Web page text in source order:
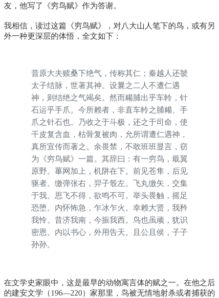
友，他写了《穷鸟赋》作为答谢。
我相信，读过这篇《穷鸟赋》，对八大山人笔下的鸟，或有另
外一种更深层的体悟，全文如下：
昔原大夫赎桑下绝气，传称其仁；秦越人还虢
太子结脉，世著其神。设曩之二人不遭仁遇
神，则结绝之气竭矣。然而糒脯出乎车軨，针
石运乎手爪。今所赖者，非直车軨之脯糒、手
爪之针石也。乃收之于斗极，还之于司命，使
干皮复含血，枯骨复被肉，允所谓遭仁遇神，
真所宜传而著之。余畏禁，不敢班班显言，窃
为《穷鸟赋》一篇。其辞曰：有一穷鸟，戢翼
原野。罼网加上，机阱在下。前见苍隼，后见
驱者。缴弹张右，羿子彀左。飞丸缴矢，交集
于我。思飞不得，欲鸣不可。举头畏触，摇足
恐堕。内怀怖急，乍冰乍火。幸赖大贤，我矜
我怜。昔济我南，今振我西。鸟也虽顽，犹识
密恩。内以书心，外用告天。且公且侯，子子
孙孙。
在文学史家眼中，这是最早的动物寓言体的赋之一。在他之后
的建安文学（196—220）家那里，鸟被无情地射杀或者捕获的